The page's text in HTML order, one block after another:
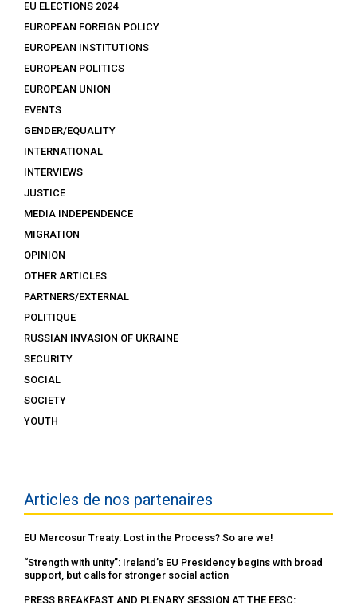
EU ELECTIONS 2024
EUROPEAN FOREIGN POLICY
EUROPEAN INSTITUTIONS
EUROPEAN POLITICS
EUROPEAN UNION
EVENTS
GENDER/EQUALITY
INTERNATIONAL
INTERVIEWS
JUSTICE
MEDIA INDEPENDENCE
MIGRATION
OPINION
OTHER ARTICLES
PARTNERS/EXTERNAL
POLITIQUE
RUSSIAN INVASION OF UKRAINE
SECURITY
SOCIAL
SOCIETY
YOUTH
Articles de nos partenaires
EU Mercosur Treaty: Lost in the Process? So are we!
“Strength with unity”: Ireland’s EU Presidency begins with broad
support, but calls for stronger social action
PRESS BREAKFAST AND PLENARY SESSION AT THE EESC: